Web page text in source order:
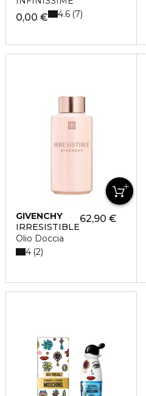
0,00 € 4.6 7
GIVENCHY
IRRESISTIBLE
Olio Doccia
62,90 €
4 2